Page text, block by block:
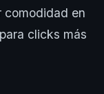
comodidad en
clicks más